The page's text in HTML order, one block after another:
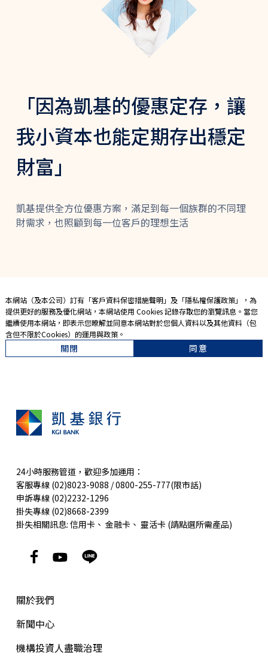
「因為凱基的優惠定存，讓
我小資本也能定期存出穩定
財富」
凱基提供全方位優惠方案，滿足到每一個族群的不同理
財需求，也照顧到每一位客戶的理想生活
本網站（及本公司）訂有「客戶資料保密措施聲明」及「隱私權保護政策」，為
提供更好的服務及優化網站，本網站使用 Cookies 記錄存取您的瀏覽訊息。當您
繼續使用本網站，即表示您暸解並同意本網站對於您個人資料以及其他資料（包
含但不限於Cookies）的運用與政策。
關閉 同意
24小時服務管道，歡迎多加運用：
客服專線 (02)8023-9088 / 0800-255-777(限市話)
申訴專線 (02)2232-1296
掛失專線 (02)8668-2399
掛失相關訊息: 信用卡、 金融卡、 靈活卡(請點選所需產品)
關於我們
新聞中心
機構投資人盡職治理